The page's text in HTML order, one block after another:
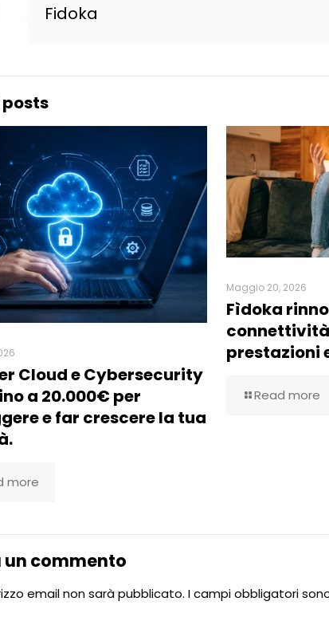
Fidoka
Cloud e Cybersecurity
a 20.000€ per
e far crescere la tua
more
Maggio 20, 2026
Fìdoka
prestazioni
Read more
un commento
email non sarà pubblicato. I campi obbligatori